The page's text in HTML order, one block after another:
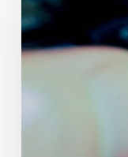
cifrar
la
información